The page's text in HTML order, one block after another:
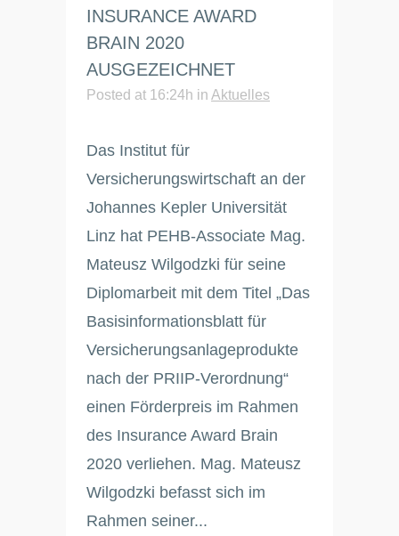
INSURANCE AWARD
BRAIN 2020
AUSGEZEICHNET
Posted at 16:24h in Aktuelles
Das Institut für
Versicherungswirtschaft an der
Johannes Kepler Universität
Linz hat PEHB-Associate Mag.
Mateusz Wilgodzki für seine
Diplomarbeit mit dem Titel „Das
Basisinformationsblatt für
Versicherungsanlageprodukte
nach der PRIIP-Verordnung“
einen Förderpreis im Rahmen
des Insurance Award Brain
2020 verliehen. Mag. Mateusz
Wilgodzki befasst sich im
Rahmen seiner...